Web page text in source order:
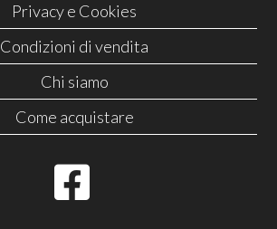
Privacy e Cookies
Condizioni di vendita
Chi siamo
Come acquistare